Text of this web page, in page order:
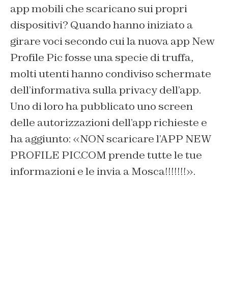
app mobili che scaricano sui propri
dispositivi? Quando hanno iniziato a
girare voci secondo cui la nuova app New
Profile Pic fosse una specie di truffa,
molti utenti hanno condiviso schermate
dell’informativa sulla privacy dell’app.
Uno di loro ha pubblicato uno screen
delle autorizzazioni dell’app richieste e
ha aggiunto: «NON scaricare l’APP NEW
PROFILE PIC.COM prende tutte le tue
informazioni e le invia a Mosca!!!!!!!».